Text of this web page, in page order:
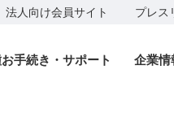
法人向け会員サイト プレス
手続き・サポート 企業情